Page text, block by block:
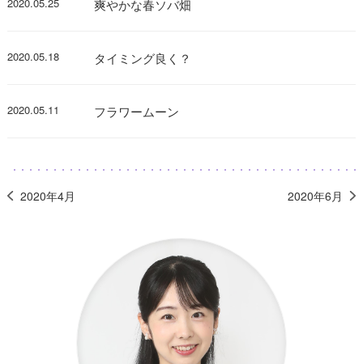
爽やかな春ソバ畑
2020.05.18 タイミング良く？
2020.05.11 フラワームーン
2020年4月 2020年6月